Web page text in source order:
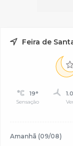
Feira de
19°
Sensação
Amanhã (09/08)